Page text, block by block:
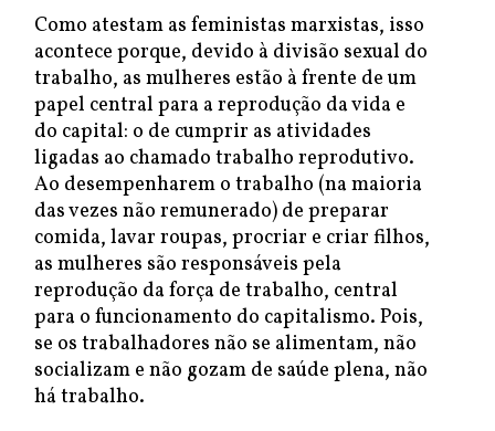
Como atestam as feministas marxistas, isso
acontece porque, devido à divisão sexual do
trabalho, as mulheres estão à frente de um
papel central para a reprodução da vida e
do capital: o de cumprir as atividades
ligadas ao chamado trabalho reprodutivo.
Ao desempenharem o trabalho (na maioria
das vezes não remunerado) de preparar
comida, lavar roupas, procriar e criar filhos,
as mulheres são responsáveis pela
reprodução da força de trabalho, central
para o funcionamento do capitalismo. Pois,
se os trabalhadores não se alimentam, não
socializam e não gozam de saúde plena, não
há trabalho.